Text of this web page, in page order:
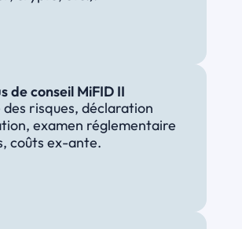
de conseil MiFID II
risques, déclaration
examen réglementaire
coûts ex-ante.